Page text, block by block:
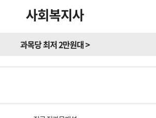
사회복지사
과목당 최저 2만원대 >